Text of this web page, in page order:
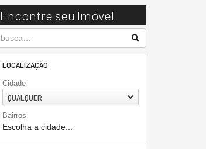
Encontre seu Imóvel
LOCALIZAÇÃO
Cidade
QUALQUER
Bairros
Escolha a cidade...